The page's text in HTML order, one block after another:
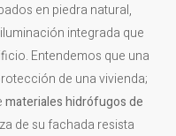
en piedra natural,
integrada que
Entendemos que una
de una vivienda;
materiales hidrófugos de
de su fachada resista